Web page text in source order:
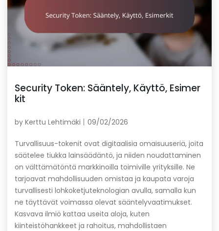
Security Token: Sääntely, Käyttö, Esimer
kit
by Kerttu Lehtimäki 09/02/2026
Turvallisuus-tokenit ovat digitaalisia omaisuuseriä, joita
säätelee tiukka lainsäädäntö, ja niiden noudattaminen
on välttämätöntä markkinoilla toimiville yrityksille. Ne
tarjoavat mahdollisuuden omistaa ja kaupata varoja
turvallisesti lohkoketjuteknologian avulla, samalla kun
ne täyttävät voimassa olevat sääntelyvaatimukset.
Kasvava ilmiö kattaa useita aloja, kuten
kiinteistöhankkeet ja rahoitus, mahdollistaen